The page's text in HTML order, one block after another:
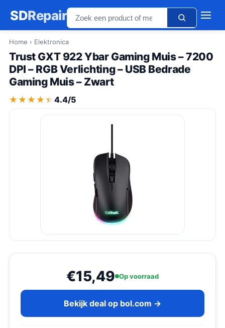
SDRepair
Home › Elektronica
Trust GXT 922 Ybar Gaming Muis – 7200
DPI – RGB Verlichting – USB Bedrade
Gaming Muis – Zwart
★★★★★
★★★★★ 4.4/5
€15,49 Op voorraad
Bekijk deal op bol.com →